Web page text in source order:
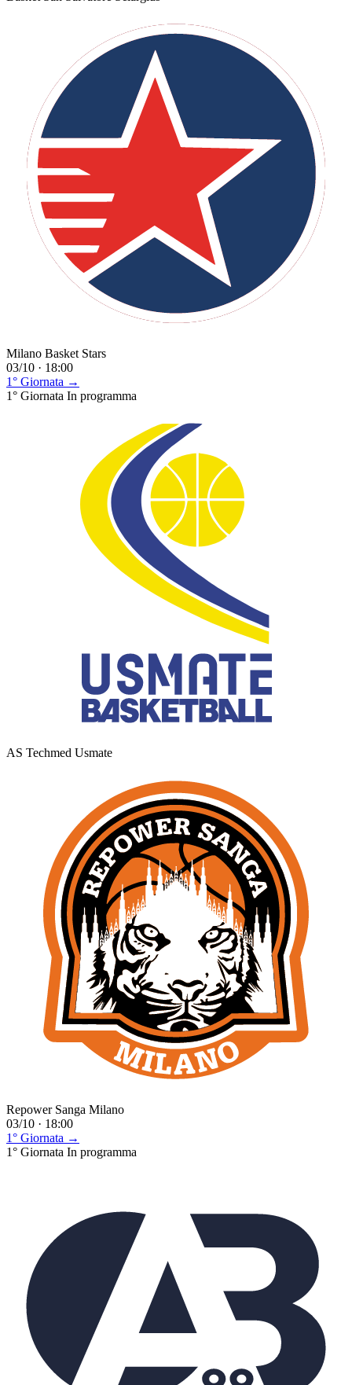
Milano Basket Stars
03/10 · 18:00
1° Giornata →
1° Giornata In programma
AS Techmed Usmate
Repower Sanga Milano
03/10 · 18:00
1° Giornata →
1° Giornata In programma